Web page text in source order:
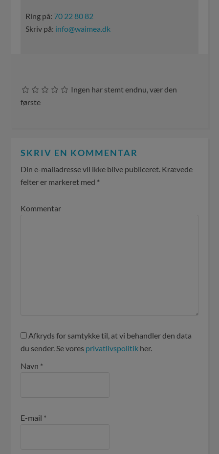
Ring på: 70 22 80 82
Skriv på: info@waimea.dk
Ingen har stemt endnu, vær den
første
SKRIV EN KOMMENTAR
Din e-mailadresse vil ikke blive publiceret. Krævede
felter er markeret med *
Kommentar
Afkryds for samtykke til, at vi behandler den data
du sender. Se vores privatlivspolitik her.
Navn *
E-mail *